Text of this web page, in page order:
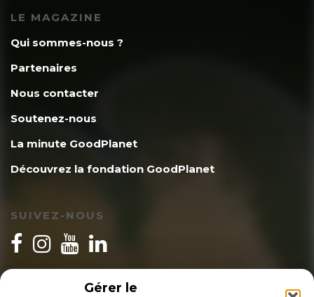
Gérer le
LE MAGAZINE
Qui sommes-nous ?
Partenaires
Nous contacter
Soutenez-nous
La minute GoodPlanet
Découvrez la fondation GoodPlanet
SUIVEZ-NOUS
INSCRIPTION NEWSLETTER